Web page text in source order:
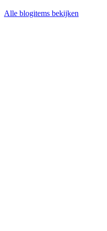
Alle blogitems bekijken